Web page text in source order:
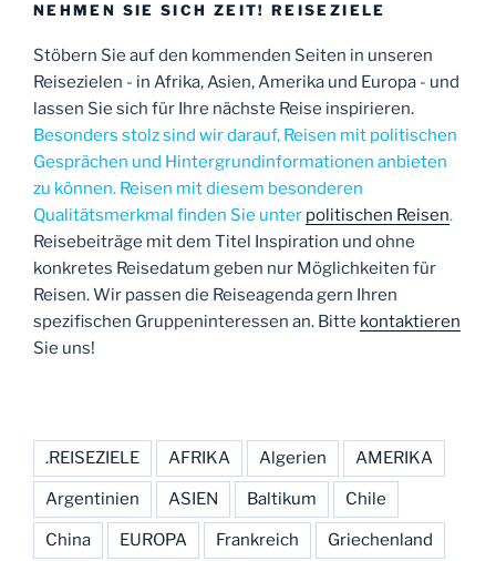
NEHMEN SIE SICH ZEIT! REISEZIELE
Stöbern Sie auf den kommenden Seiten in unseren
Reisezielen - in Afrika, Asien, Amerika und Europa - und
lassen Sie sich für Ihre nächste Reise inspirieren.
Besonders stolz sind wir darauf, Reisen mit politischen
Gesprächen und Hintergrundinformationen anbieten
zu können. Reisen mit diesem besonderen
Qualitätsmerkmal finden Sie unter politischen Reisen.
Reisebeiträge mit dem Titel Inspiration und ohne
konkretes Reisedatum geben nur Möglichkeiten für
Reisen. Wir passen die Reiseagenda gern Ihren
spezifischen Gruppeninteressen an. Bitte kontaktieren
Sie uns!
.REISEZIELE AFRIKA Algerien AMERIKA
Argentinien ASIEN Baltikum Chile
China EUROPA Frankreich Griechenland